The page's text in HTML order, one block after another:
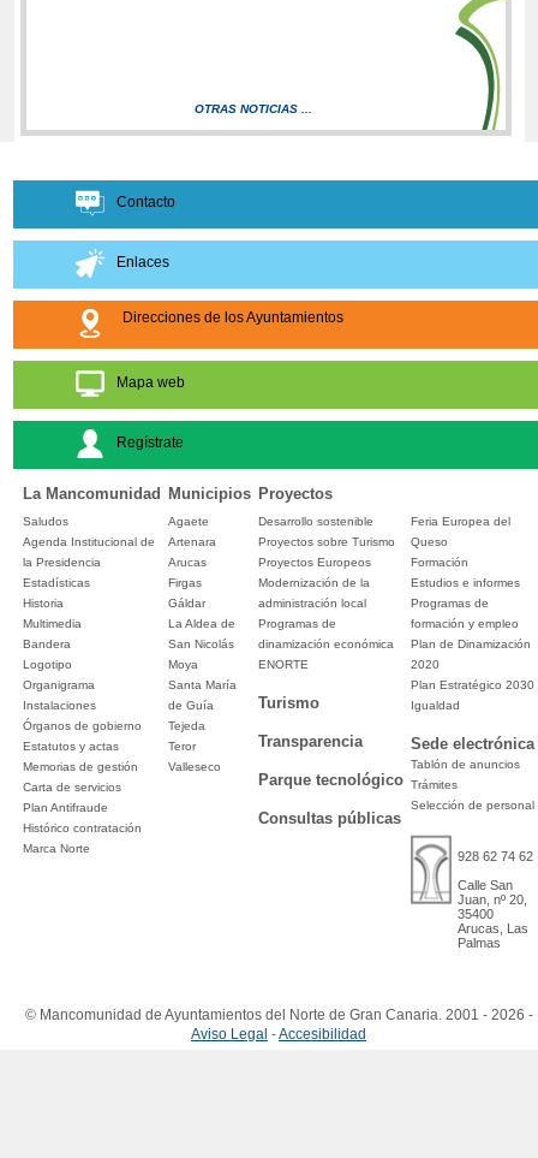
OTRAS NOTICIAS ...
Contacto
Enlaces
Direcciones de los Ayuntamientos
Mapa web
Regístrate
La Mancomunidad Municipios Proyectos
Saludos
Agenda Institucional de
la Presidencia
Estadísticas
Historia
Multimedia
Bandera
Logotipo
Organigrama
Instalaciones
Órganos de gobierno
Estatutos y actas
Memorias de gestión
Carta de servicios
Plan Antifraude
Histórico contratación
Marca Norte
Agaete
Artenara
Arucas
Firgas
Gáldar
La Aldea de
San Nicolás
Moya
Santa María
de Guía
Tejeda
Teror
Valleseco
Desarrollo sostenible
Proyectos sobre Turismo
Proyectos Europeos
Modernización de la
administración local
Programas de
dinamización económica
ENORTE
Turismo
Transparencia
Parque tecnológico
Consultas públicas
Feria Europea del
Queso
Formación
Estudios e informes
Programas de
formación y empleo
Plan de Dinamización
2020
Plan Estratégico 2030
Igualdad
Sede electrónica
Tablón de anuncios
Trámites
Selección de personal
928 62 74 62
Calle San
Juan, nº 20,
35400
Arucas, Las
Palmas
© Mancomunidad de Ayuntamientos del Norte de Gran Canaria. 2001 - 2026 -
Aviso Legal -Accesibilidad